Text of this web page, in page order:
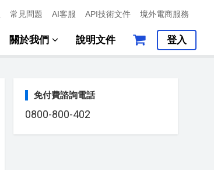
常見問題 AI客服 API技術文件 境外電商服務
關於我們 說明文件 登入
免付費諮詢電話
0800-800-402